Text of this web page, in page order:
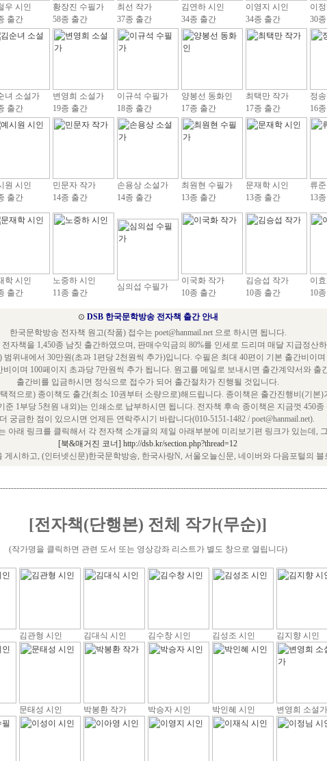
우 시인
출간
황장진 수필가
58종 출간
최선 작가
37종 출간
김연하 시인
34종 출간
이영지 시인
34종 출간
이
30
녀 소설가
출간
변영희 소설가
19종 출간
이규석 수필가
18종 출간
양봉선 동화인
17종 출간
최택만 작가
17종 출간
정
16
원 시인
출간
민문자 작가
14종 출간
손용상 소설가
14종 출간
최원현 수필가
13종 출간
문재학 시인
13종 출간
류
13
학 시인
출간
노중하 시인
11종 출간
심의섭 수필가
이국화 작가
10종 출간
김승섭 작가
10종 출간
이
10
⊙ DSB 한국문학방송 전자책 출간 안내
한국문학방송 전자책 원고(작품) 접수는 poet@hanmail.net 으로 하시면 됩니다.
자책을 1,450종 남짓 출간하였으며, 판매수익금의 80%를 인세로 드리며 매달 지급정산
위내에서 30만원(초과 1편당 2천원씩 추가)입니다. 수필은 최대 40편이 기본 출간비이
이며 100페이지 초과당 7만원씩 추가 됩니다. 원고를 메일로 보내시면 출간계약서와 출
출간비를 입금하시면 정식으로 접수가 되어 출간절차가 진행될 것입니다.
적으로) 종이책도 출간(최소 10권부터 소량으로)해드립니다. 종이책은 출간진행비(기본)
준 1부당 5천원 내외)는 인쇄소로 납부하시면 됩니다. 전자책 후속 종이책은 지금껏 450
궁금한 점이 있으시면 언제든 연락주시기 바랍니다(010-5151-1482 / poet@hanmail.net).
아래 링크를 클릭해서 각 전자책 소개글의 제일 아래부분에 미리보기편 링크가 있는데,
[북&매거진 코너] http://dsb.kr/section.php?thread=12
시하고, (인터넷신문)한국문학방송, 한국사랑N, 서울오늘신문, 네이버와 다음포털의
[전자책(단행본) 전체 작가(무순)]
(작가명을 클릭하면 관련 도서 또는 영상강좌 리스트가 별도 창으로 열립니다)
김관형 시인 김대식 시인 김수창 시인 김성조 시인 김지향 시인
문태성 시인 박봉환 작가 박승자 시인 박인혜 시인 변영희 소설가